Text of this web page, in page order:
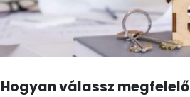
Hogyan válassz megfelelő